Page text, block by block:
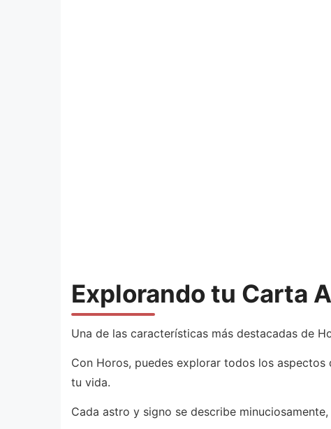
Explorando tu Carta
Una de las características más destacadas de
Con Horos, puedes explorar todos los
tu vida.
Cada astro y signo se describe